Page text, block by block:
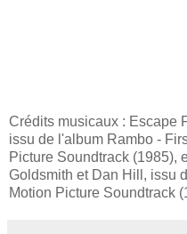
Crédits musicaux : Escape
issu de l'album Rambo -
Picture Soundtrack (1985),
Goldsmith et Dan Hill, issu
Motion Picture Soundtrack